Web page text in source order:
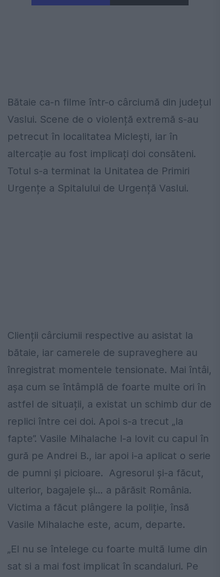
Bătaie ca-n filme într-o cârciumă din județul
Vaslui. Scene de o violență extremă s-au
petrecut în localitatea Miclești, iar în
altercație au fost implicați doi consăteni.
Totul s-a terminat la Unitatea de Primiri
Urgențe a Spitalului de Urgență Vaslui.
Clienții cârciumii respective au asistat la
bătaie, iar camerele de supraveghere au
înregistrat momentele tensionate. Mai întâi,
așa cum se întâmplă de foarte multe ori în
astfel de situații, a existat un schimb dur de
replici între cei doi. Apoi s-a trecut „la
fapte”. Vasile Mihalache l-a lovit cu capul în
gură pe Andrei B., iar apoi i-a aplicat o serie
de pumni și picioare. Agresorul și-a făcut,
ulterior, bagajele și… a părăsit România.
Victima a făcut plângere la poliție, însă
Vasile Mihalache este, acum, departe.
„El nu se întelege cu foarte multã lume din
sat si a mai fost implicat în scandaluri. Pe